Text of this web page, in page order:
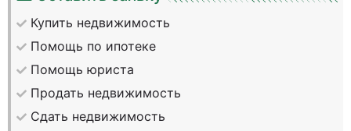
Купить недвижимость
Помощь по ипотеке
Помощь юриста
Продать недвижимость
Сдать недвижимость